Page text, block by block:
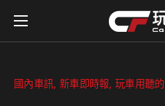
國內車訊 新車即時報 玩車用聽的